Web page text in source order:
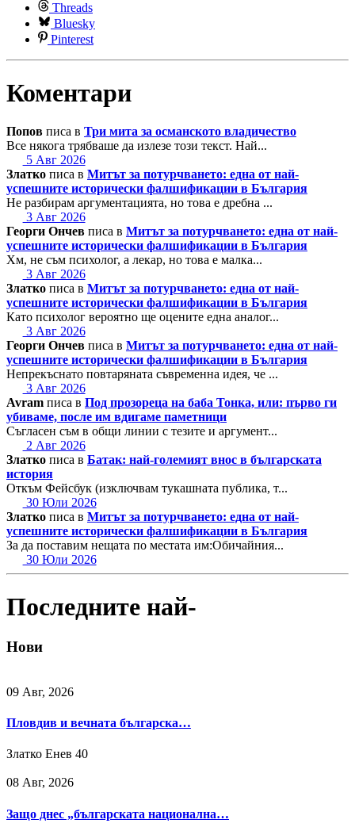
Threads
Bluesky
Pinterest
Коментари
Попов писа в Три мита за османското владичество
Все някога трябваше да излезе този текст. Най...
5 Авг 2026
Златко писа в Митът за потурчването: една от най-
успешните исторически фалшификации в България
Не разбирам аргументацията, но това е дребна ...
3 Авг 2026
Георги Ончев писа в Митът за потурчването: една от най-
успешните исторически фалшификации в България
Хм, не съм психолог, а лекар, но това е малка...
3 Авг 2026
Златко писа в Митът за потурчването: една от най-
успешните исторически фалшификации в България
Като психолог вероятно ще оцените една аналог...
3 Авг 2026
Георги Ончев писа в Митът за потурчването: една от най-
успешните исторически фалшификации в България
Непрекъснато повтаряната съвременна идея, че ...
3 Авг 2026
Avram писа в Под прозореца на баба Тонка, или: първо ги
убиваме, после им вдигаме паметници
Съгласен съм в общи линии с тезите и аргумент...
2 Авг 2026
Златко писа в Батак: най-големият внос в българската
история
Откъм Фейсбук (изключвам тукашната публика, т...
30 Юли 2026
Златко писа в Митът за потурчването: една от най-
успешните исторически фалшификации в България
За да поставим нещата по местата им:Обичайния...
30 Юли 2026
Последните най-
Нови
09 Авг, 2026
Пловдив и вечната българска…
Златко Енев 40
08 Авг, 2026
Защо днес „българската национална…